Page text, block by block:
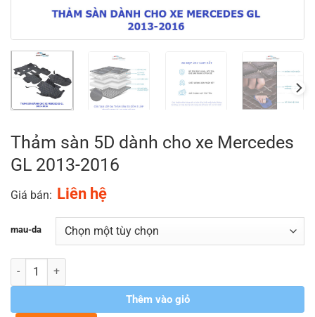
Thảm sàn 5D dành cho xe Mercedes
GL 2013-2016
Giá bán: Liên hệ
mau-da
Số lượng
Thêm vào giỏ